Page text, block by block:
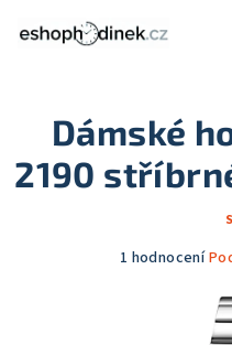
Dámské
2190
Průměrné
1 hodnocení